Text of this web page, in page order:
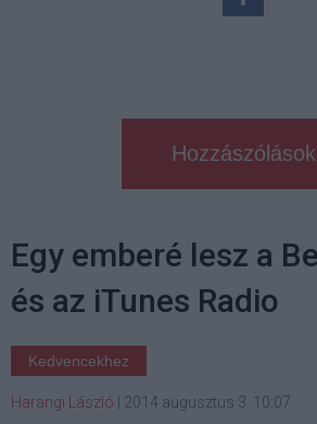
Hozzászólások
Egy emberé lesz a
és az iTunes Radio
Kedvencekhez
Harangi László 2014 augusztus 3. 10:07